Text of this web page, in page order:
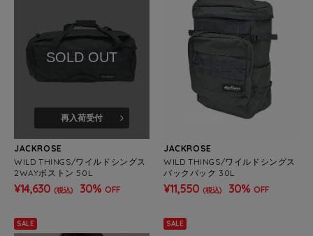
SOLD OUT
再入荷受付
JACKROSE
WILD THINGS/ワイルドシングス
2WAYボストン 50L
¥14,630 (税込) 30% OFF
JACKROSE
WILD THINGS/ワイルドシングス
バックパック 30L
¥11,550 (税込) 30% OFF
SALE SALE